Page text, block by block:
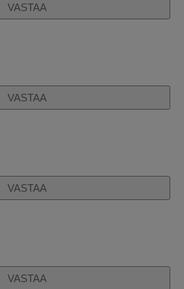
VASTAA
VASTAA
VASTAA
VASTAA